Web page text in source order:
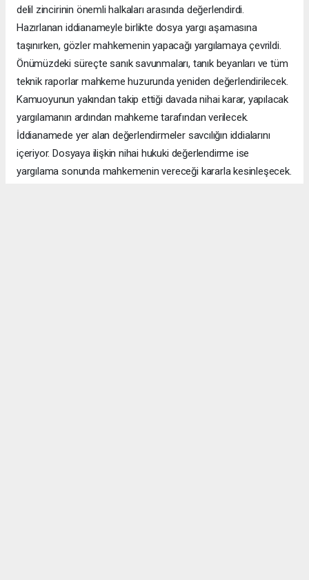
delil zincirinin önemli halkaları arasında değerlendirdi.
Hazırlanan iddianameyle birlikte dosya yargı aşamasına
taşınırken, gözler mahkemenin yapacağı yargılamaya çevrildi.
Önümüzdeki süreçte sanık savunmaları, tanık beyanları ve tüm
teknik raporlar mahkeme huzurunda yeniden değerlendirilecek.
Kamuoyunun yakından takip ettiği davada nihai karar, yapılacak
yargılamanın ardından mahkeme tarafından verilecek.
İddianamede yer alan değerlendirmeler savcılığın iddialarını
içeriyor. Dosyaya ilişkin nihai hukuki değerlendirme ise
yargılama sonunda mahkemenin vereceği kararla kesinleşecek.